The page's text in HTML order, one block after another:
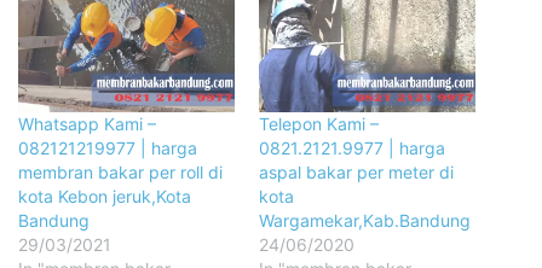
Whatsapp Kami –
082121219977 | harga
membran bakar per roll di
kota Kebon jeruk,Kota
Bandung
29/03/2021
Telepon Kami –
0821.2121.9977 | harga
aspal bakar per meter di
kota
Wargamekar,Kab.Bandung
24/06/2020